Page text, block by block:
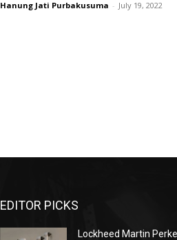
Hanung Jati Purbakusuma - July 19, 2022
EDITOR PICKS
Lockheed Martin